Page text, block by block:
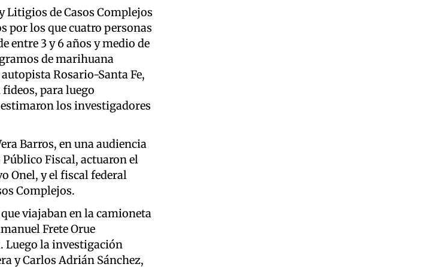
Litigios de Casos Complejos
por los que cuatro personas
entre 3 y 6 años y medio de
de marihuana
Rosario-Santa Fe,
para luego
los investigadores
Barros, en una audiencia
Fiscal, actuaron el
Onel, y el fiscal federal
Complejos.
viajaban en la camioneta
Frete Orue
Luego la investigación
y Carlos Adrián Sánchez,